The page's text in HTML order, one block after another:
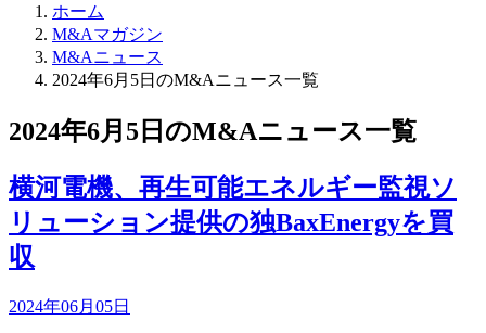
ホーム
M&Aマガジン
M&Aニュース
2024年6月5日のM&Aニュース一覧
2024年6月5日のM&Aニュース一覧
横河電機、再生可能エネルギー監視ソ
リューション提供の独BaxEnergyを買
収
2024年06月05日